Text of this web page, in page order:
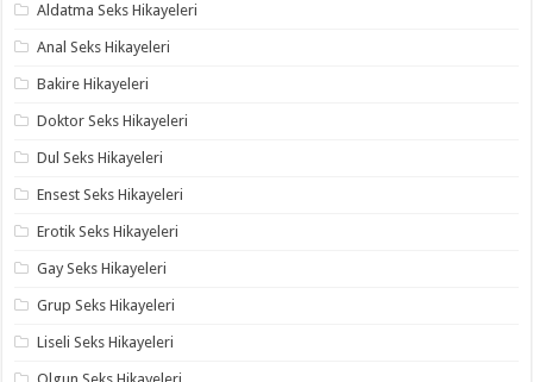
Aldatma Seks Hikayeleri
Anal Seks Hikayeleri
Bakire Hikayeleri
Doktor Seks Hikayeleri
Dul Seks Hikayeleri
Ensest Seks Hikayeleri
Erotik Seks Hikayeleri
Gay Seks Hikayeleri
Grup Seks Hikayeleri
Liseli Seks Hikayeleri